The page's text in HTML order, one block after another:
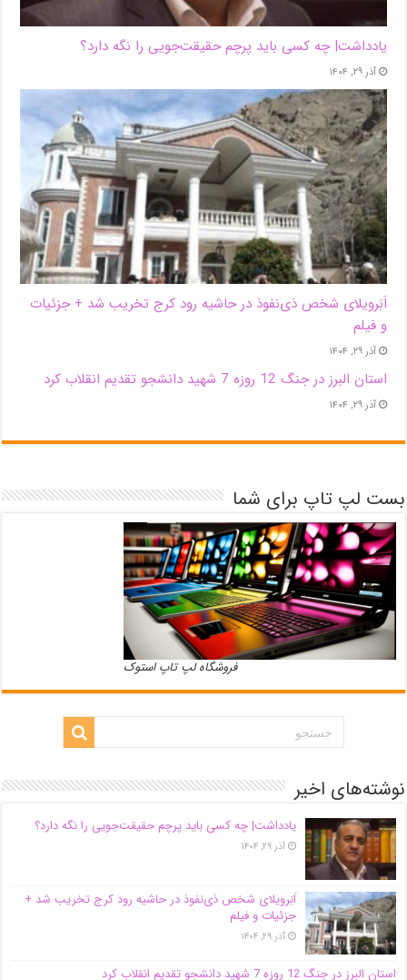
یادداشت| ‌چه کسی باید پرچم حقیقت‌جویی را نگه دارد؟
آذر ۲۹, ۱۴۰۴
اَبَر‌ویلای شخص ذی‌نفوذ در حاشیه‌ رود کرج تخریب شد + جزئیات
و فیلم
آذر ۲۹, ۱۴۰۴
استان البرز در جنگ 12 روزه 7 شهید دانشجو تقدیم انقلاب کرد
آذر ۲۹, ۱۴۰۴
بست لپ تاپ برای شما
فروشگاه لپ تاپ استوک
نوشته‌های اخیر
یادداشت| ‌چه کسی باید پرچم حقیقت‌جویی را نگه دارد؟
آذر ۲۹, ۱۴۰۴
اَبَر‌ویلای شخص ذی‌نفوذ در حاشیه‌ رود کرج تخریب شد +
جزئیات و فیلم
آذر ۲۹, ۱۴۰۴
استان البرز در جنگ 12 روزه 7 شهید دانشجو تقدیم انقلاب کرد